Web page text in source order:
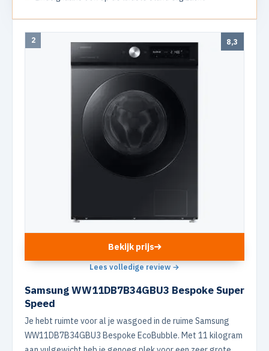
2 8,3
Bekijk prijs
Lees volledige review →
Samsung WW11DB7B34GBU3 Bespoke Super
Speed
Je hebt ruimte voor al je wasgoed in de ruime Samsung
WW11DB7B34GBU3 Bespoke EcoBubble. Met 11 kilogram